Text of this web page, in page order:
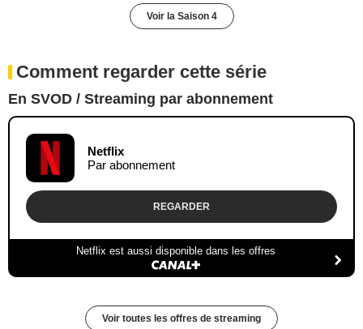
Voir la Saison 4
Comment regarder cette série
En SVOD / Streaming par abonnement
Netflix
Par abonnement
REGARDER
Netflix est aussi disponible dans les offres
Voir toutes les offres de streaming